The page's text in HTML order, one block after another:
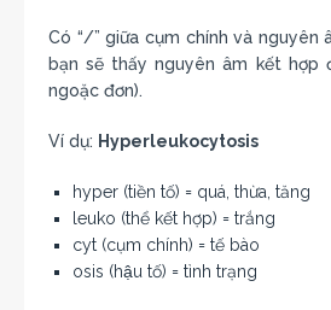
Có “/” giữa cụm chính và nguyên
bạn sẽ thấy nguyên âm kết hợp
ngoặc đơn).
Ví dụ: Hyperleukocytosis
hyper (tiền tố) = quá, thừa, tăng
leuko (thể kết hợp) = trắng
cyt (cụm chính) = tế bào
osis (hậu tố) = tình trạng